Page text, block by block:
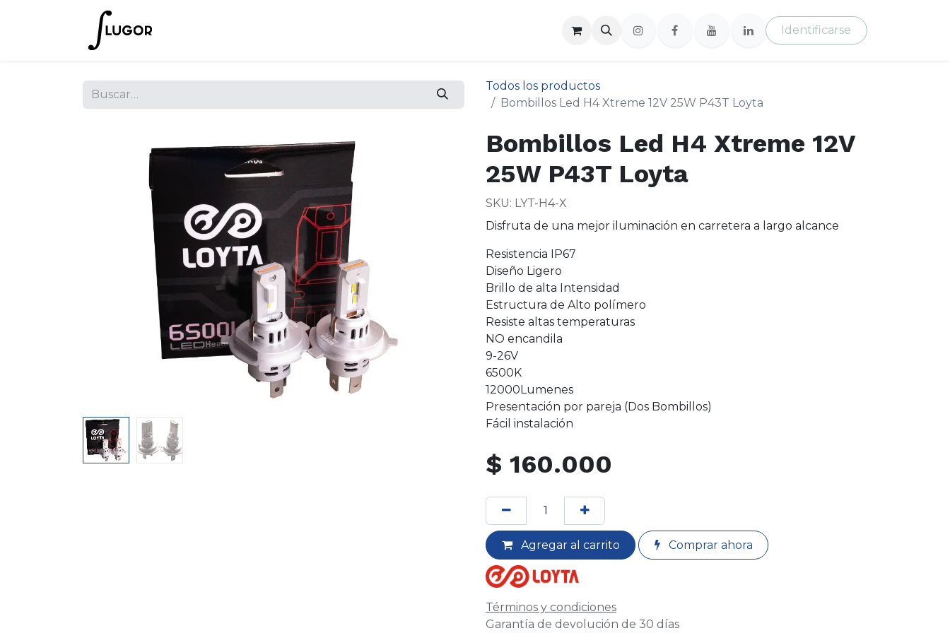
Identificarse
Todos los productos
Bombillos Led H4 Xtreme 12V 25W P43T Loyta
Bombillos Led H4 Xtreme 12V
25W P43T Loyta
SKU: LYT-H4-X
Disfruta de una mejor iluminación en carretera a largo alcance
Resistencia IP67
Diseño Ligero
Brillo de alta Intensidad
Estructura de Alto polímero
Resiste altas temperaturas
NO encandila
9-26V
6500K
12000Lumenes
Presentación por pareja (Dos Bombillos)
Fácil instalación
$ 160.000
Agregar al carrito Comprar ahora
Términos y condiciones
Garantía de devolución de 30 días